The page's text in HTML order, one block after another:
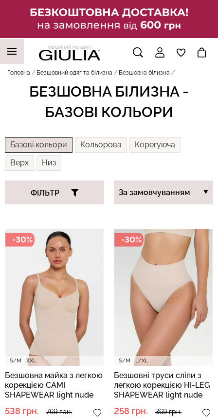
офіційний магазин
Головна Безшовний одяг та білизна Безшовна білизна
БЕЗШОВНА БІЛИЗНА -
БАЗОВІ КОЛЬОРИ
Базові кольори Кольорова
Корегуюча
Верх
Низ
ФІЛЬТР
S/M XXL
-30%
Безшовна майка з легкою
корекцією CAMI
SHAPEWEAR light nude
538 грн. 769 грн.
S/M L/XL
-30%
Безшовні труси сліпи з
легкою корекцією HI-LEG
SHAPEWEAR light nude
258 грн. 369 грн.
НАШІ ТРЕНДОВІ ТОВАРИ
Безшовні легінси з
мікрофібри LEGGINGS 02
(чорний) Giulia
552 грн. 789 грн.
Велосипедки з високою
талією TRACKS 01
(чорний) Giulia
384 грн.549 грн.